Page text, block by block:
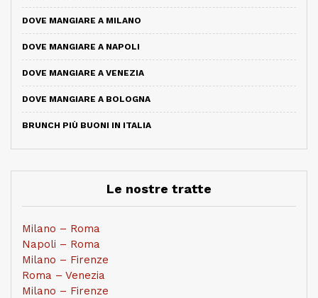
DOVE MANGIARE A MILANO
DOVE MANGIARE A NAPOLI
DOVE MANGIARE A VENEZIA
DOVE MANGIARE A BOLOGNA
BRUNCH PIÙ BUONI IN ITALIA
Le nostre tratte
Milano – Roma
Napoli – Roma
Milano – Firenze
Roma – Venezia
Milano – Firenze